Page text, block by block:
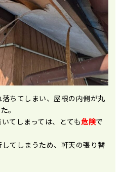
ちてしまい、屋根の内側が丸
。
てしまっては、とても危険で
てしまうため、軒天の張り替